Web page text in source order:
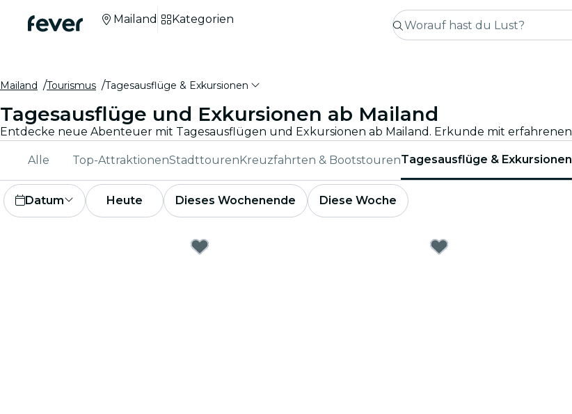
Mailand Kategorien
Mailand Tourismus Tagesausflüge & Exkursionen
Tagesausflüge und Exkursionen ab Mailand
Alle Top-AttraktionenStadttourenKreuzfahrten & BootstourenTagesausflüge & Exkursionen
Datum Heute Dieses Wochenende Diese Woche